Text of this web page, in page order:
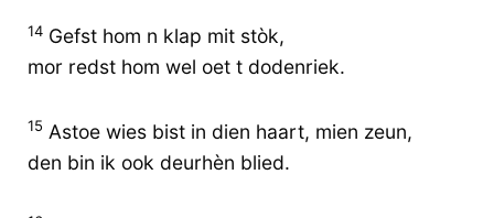
14 Gefst hom n klap mit stòk,
mor redst hom wel oet t dodenriek.
15 Astoe wies bist in dien haart, mien zeun,
den bin ik ook deurhèn blied.